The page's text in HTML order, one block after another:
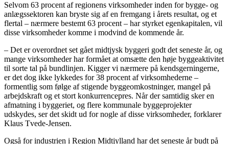
Selvom 63 procent af regionens virksomheder inden for bygge- og
anlægssektoren kan bryste sig af en fremgang i årets resultat, og et
flertal – nærmere bestemt 63 procent – har styrket egenkapitalen, vil
disse virksomheder komme i modvind de kommende år.
– Det er overordnet set gået midtjysk byggeri godt det seneste år, og
mange virksomheder har formået at omsætte den høje byggeaktivitet
til sorte tal på bundlinjen. Kigger vi nærmere på kendsgerningerne,
er det dog ikke lykkedes for 38 procent af virksomhederne –
formentlig som følge af stigende byggeomkostninger, mangel på
arbejdskraft og et stort konkurrencepres. Når der samtidig sker en
afmatning i byggeriet, og flere kommunale byggeprojekter
udskydes, ser det skidt ud for nogle af disse virksomheder, forklarer
Klaus Tvede-Jensen.
Også for industrien i Region Midtjylland har det seneste år budt på